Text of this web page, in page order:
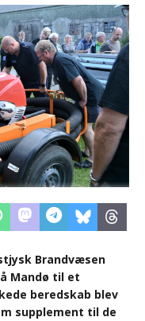
Brandvæsen
Mandø til et
beredskab blev
supplement til de